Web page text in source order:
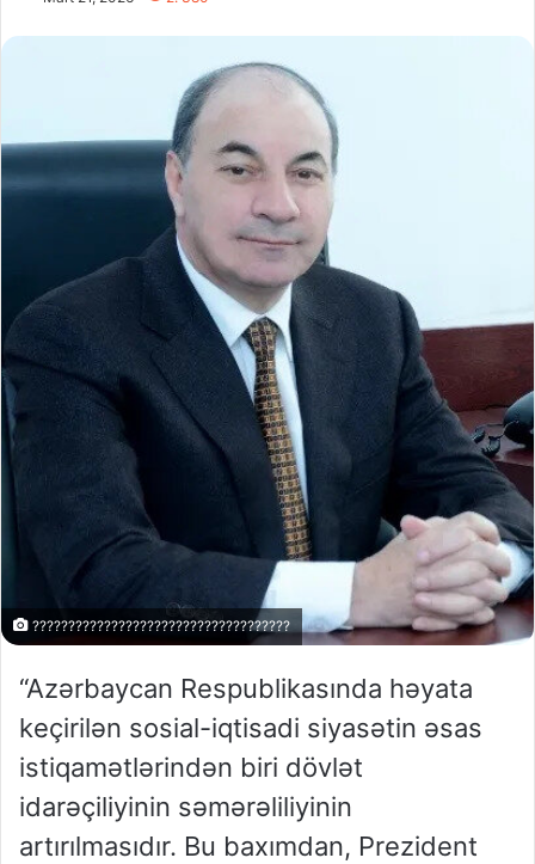
????????????????????????????????????
“Azərbaycan Respublikasında həyata
keçirilən sosial-iqtisadi siyasətin əsas
istiqamətlərindən biri dövlət
idarəçiliyinin səmərəliliyinin
artırılmasıdır. Bu baxımdan, Prezident